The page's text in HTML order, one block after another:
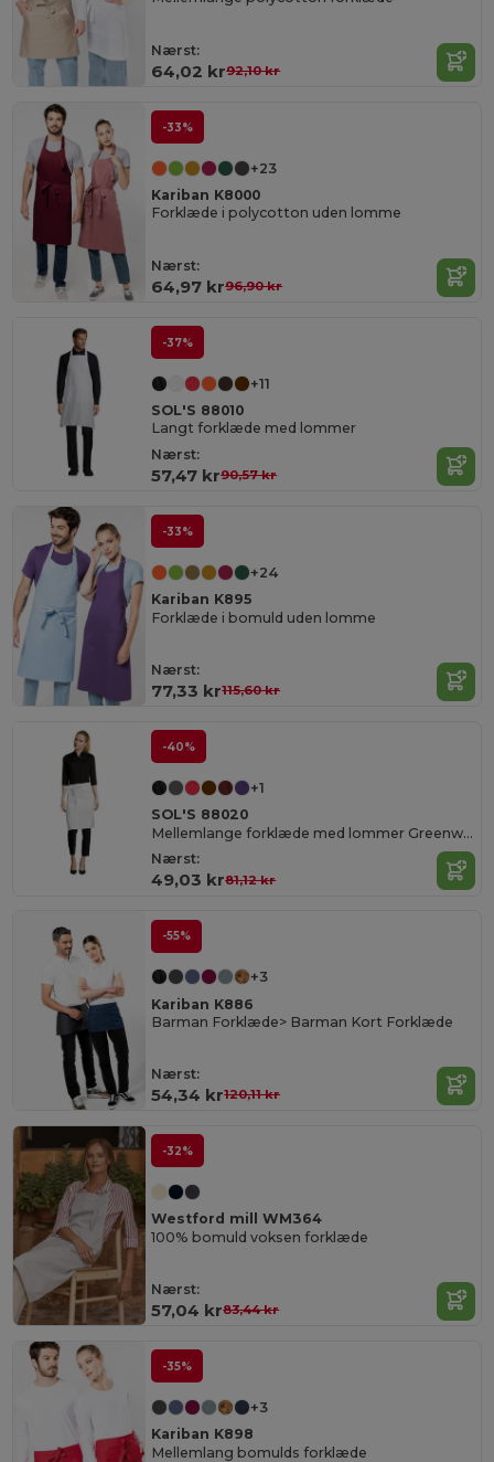
Nærst:
64,02 kr92,10 kr
-33%
+23
Kariban K8000
Forklæde i polycotton uden lomme
Nærst:
64,97 kr96,90 kr
-37%
+11
SOL'S 88010
Langt forklæde med lommer
Nærst:
57,47 kr90,57 kr
-33%
+24
Kariban K895
Forklæde i bomuld uden lomme
Nærst:
77,33 kr115,60 kr
-40%
+1
SOL'S 88020
Mellemlange forklæde med lommer Greenwich
Nærst:
49,03 kr81,12 kr
-55%
+3
Kariban K886
Barman Forklæde> Barman Kort Forklæde
Nærst:
54,34 kr120,11 kr
-32%
Westford mill WM364
100% bomuld voksen forklæde
Nærst:
57,04 kr83,44 kr
-35%
+3
Kariban K898
Mellemlang bomulds forklæde